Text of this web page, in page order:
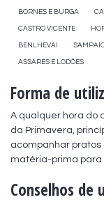
BORNES E BURGA
CASTRO VICENTE
BENLHEVAI
ASSARES E LODÕES
Forma de
A qualquer hora do
da Primavera,
acompanhar pratos
matéria-prima para
Conselhos de